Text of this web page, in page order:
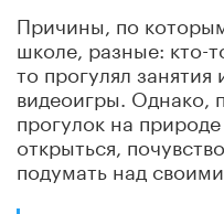
Причины, по
школе, разные: кто-
то прогулял
видеоигры. Однако,
прогулок на
открыться,
подумать над